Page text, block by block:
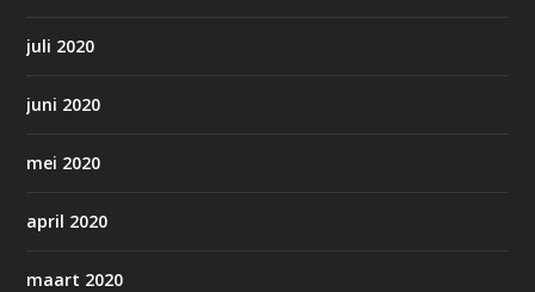
juli 2020
juni 2020
mei 2020
april 2020
maart 2020